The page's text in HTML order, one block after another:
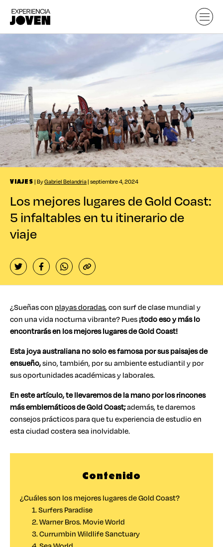
VIAJES | ByGabriel Belandria| septiembre 4, 2024
Los mejores lugares de Gold Coast:
5 infaltables en tu itinerario de
viaje
¿Sueñas con playas doradas, con surf de clase mundial y
con una vida nocturna vibrante? Pues¡todo eso y más lo
encontrarás en los mejores lugares de Gold Coast!
Esta joya australiana no solo es famosa por sus paisajes de
ensueño,sino, también, por su ambiente estudiantil y por
sus oportunidades académicas y laborales.
En este artículo, te llevaremos de la mano por los rincones
más emblemáticos de Gold Coast;además, te daremos
consejos prácticos para que tu experiencia de estudio en
esta ciudad costera sea inolvidable.
Contenido
¿Cuáles son los mejores lugares de Gold Coast?
1. Surfers Paradise
2. Warner Bros. Movie World
3. Currumbin Wildlife Sanctuary